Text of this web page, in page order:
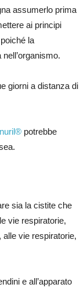
assumerlo prima
ai principi
la
giorni a distanza di
potrebbe
sia la cistite che
vie respiratorie,
vie respiratorie,
e all’apparato